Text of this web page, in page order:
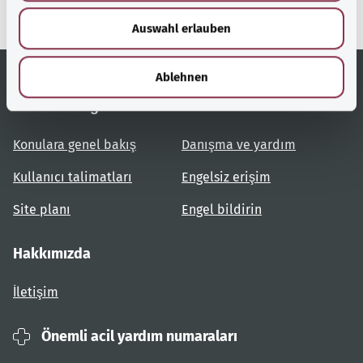
h
Auswahl erlauben
Ablehnen
Yardımcı bağlantılar
Konulara genel bakış
Kullanıcı talimatları
Site planı
Hizmet
Danışma ve yardım
Engelsiz erişim
Engel bildirin
Hakkımızda
İletişim
Önemli acil yardım numaraları